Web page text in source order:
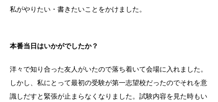
私がやりたい・書きたいことをかけました。
本番当日はいかがでしたか？
洋々で知り合った友人がいたので落ち着いて会場に入れました。
しかし、私にとって最初の受験が第一志望校だったのでそれを意
識しだすと緊張が止まらなくなりました。試験内容を見た時もい